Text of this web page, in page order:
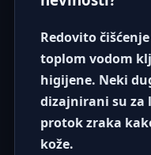
Redovito
toplom vodom
higijene. Neki
dizajnirani su za
protok zraka
kože.